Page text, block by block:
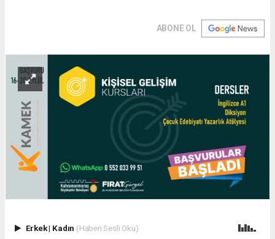
ABONE OL
Erkek| Kadın (Haberi Sesli Oku)